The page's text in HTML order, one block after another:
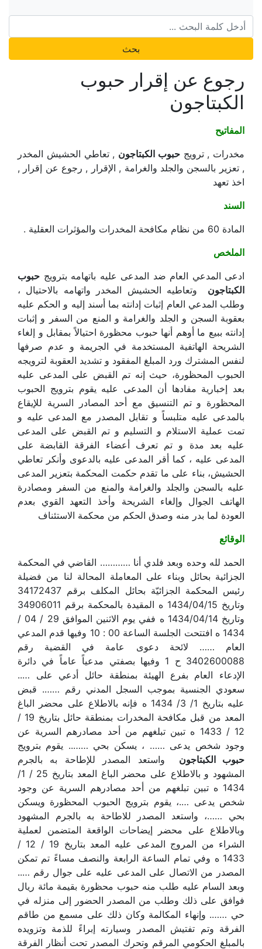
بحث
رجوع عن إقرار حبوب
الكبتاجون
المفاتيح
مخدرات , ترويجحبوب الكبتاجون , تعاطي الحشيش المخدر
, تعزير بالسجن والجلد والغرامة , الإقرار , رجوع عن إقرار ,
اخذ تعهد
السند
المادة 60 من نظام مكافحة المخدرات والمؤثرات العقلية .
الملخص
ادعى المدعي العام ضد المدعى عليه باتهامه بترويج حبوب
الكبتاجون
وتعاطيه الحشيش المخدر واتهامه بالاحتيال ،
وطلب المدعي العام إثبات إدانته بما أسند إليه و الحكم عليه
بعقوبة السجن و الجلد والغرامة و المنع من السفر و إثبات
إدانته ببيع ما أوهم أنها حبوب محظورة احتيالاً بمقابل و إلغاء
الشريحة الهاتفية المستخدمة في الجريمة و عدم صرفها
لنفس المشترك ورد المبلغ المفقود و تشديد العقوبة لترويجه
الحبوب المحظورة، حيث إنه تم القبض على المدعى عليه
بعد إخبارية مفادها أن المدعى عليه يقوم بترويج الحبوب
المحظورة و تم التنسيق مع أحد المصادر السرية للإيقاع
بالمدعى عليه متلبساً و تقابل المصدر مع المدعى عليه و
تمت عملية الاستلام و التسليم و تم القبض على المدعى
عليه بعد مدة و تم تعرف أعضاء الفرقة القابضة على
المدعى عليه ، كما أقر المدعى عليه بالدعوى وأنكر تعاطي
الحشيش، بناء على ما تقدم حكمت المحكمة بتعزير المدعى
عليه بالسجن والجلد والغرامة والمنع من السفر ومصادرة
الهاتف الجوال وإلغاء الشريحة وأخذ التعهد القوي بعدم
العودة لما بدر منه وصدق الحكم من محكمة الاستئناف
الوقائع
الحمد لله وحده وبعد فلدي أنا ………… القاضي في المحكمة
الجزائية بحائل وبناء على المعاملة المحالة لنا من فضيلة
رئيس المحكمة الجزائيّة بحائل المكلف برقم 34172437
وتاريخ 1434/04/15 ه المقيدة بالمحكمة برقم 34906011
وتاريخ 1434/04/14 ه ففي يوم الاثنين الموافق 29 / 04 /
1434 ه افتتحت الجلسة الساعة 00 : 10 وفيها قدم المدعي
العام …… لائحة دعوى عامة في القضية رقم
3402600088 ح 1 وفيها بصفتي مدعياً عاماً في دائرة
الإدعاء العام بفرع الهيئة بمنطقة حائل أدعي على …..
سعودي الجنسية بموجب السجل المدني رقم ……. قبض
عليه بتاريخ 1/ 3/ 1434 ه فإنه بالاطلاع على محضر الباغ
المعد من قبل مكافحة المخدرات بمنطقة حائل بتاريخ 19 /
12 / 1433 ه تبين تبلغهم من أحد مصادرهم السرية عن
وجود شخص يدعى …… ، يسكن بحي …….. يقوم بترويج
حبوب الكبتاجون
واستعد المصدر للإطاحة به بالجرم
المشهود و بالاطلاع على محضر الباغ المعد بتاريخ 25 / 1/
1434 ه تبين تبلغهم من أحد مصادرهم السرية عن وجود
شخص يدعى ….، يقوم بترويج الحبوب المحظورة ويسكن
بحي ……، واستعد المصدر للاطاحة به بالجرم المشهود
وبالاطلاع على محضر إيضاحات الواقعة المتضمن لعملية
الشراء من المروج المدعى عليه المعد بتاريخ 19 / 12 /
1433 ه وفي تمام الساعة الرابعة والنصف مساءً تم تمكن
المصدر من الاتصال على المدعى عليه على جوال رقم …..
وبعد السام عليه طلب منه حبوب محظورة بقيمة مائة ريال
فوافق على ذلك وطلب من المصدر الحضور إلى منزله في
حي ……. وإنهاء المكالمة وكان ذلك على مسمع من طاقم
الفرقة وتم تفتيش المصدر وسيارته إبراءً للذمة وتزويده
بالمبلغ الحكومي المرقم وتحرك المصدر تحت أنظار الفرقة